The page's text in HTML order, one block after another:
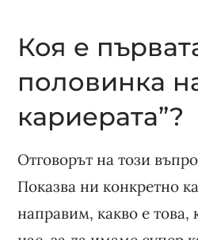
Коя е
половинка
кариерата”?
Отговорът на този
Показва ни конкретно
направим, какво е това,